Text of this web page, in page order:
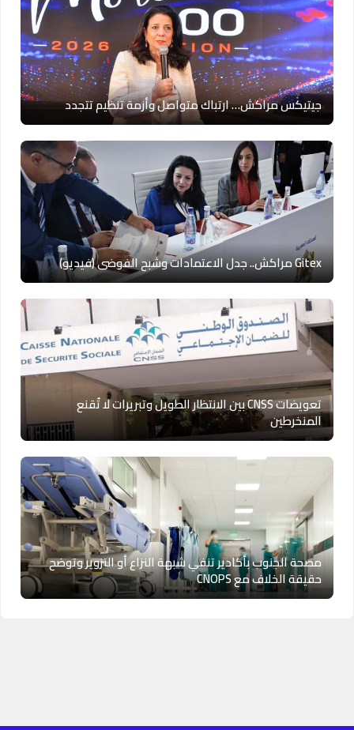
جيتيكس مراكش… ارتباك متواصل وأزمة تنظيم تتجدد
Gitex مراكش.. جدل الاعتمادات وشبح الفوضى (فيديو)
تعويضات CNSS بين الانتظار الطويل وتبريرات لا تُقنع
المنخرطين
مصحة الجنوب بأكادير تنفي شبهة النزاع أو التزوير وتوضح
حقيقة الخلاف مع CNOPS